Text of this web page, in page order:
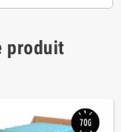
produit